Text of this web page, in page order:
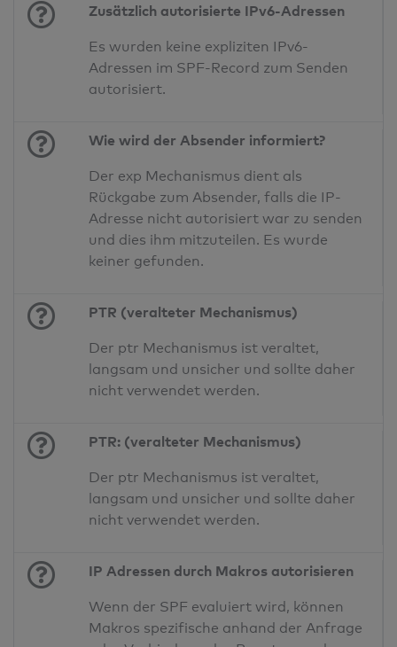
Zusätzlich autorisierte IPv6-Adressen
Es wurden keine expliziten IPv6-
Adressen im SPF-Record zum Senden
autorisiert.
Wie wird der Absender informiert?
Der exp Mechanismus dient als
Rückgabe zum Absender, falls die IP-
Adresse nicht autorisiert war zu senden
und dies ihm mitzuteilen. Es wurde
keiner gefunden.
PTR (veralteter Mechanismus)
Der ptr Mechanismus ist veraltet,
langsam und unsicher und sollte daher
nicht verwendet werden.
PTR: (veralteter Mechanismus)
Der ptr Mechanismus ist veraltet,
langsam und unsicher und sollte daher
nicht verwendet werden.
IP Adressen durch Makros autorisieren
Wenn der SPF evaluiert wird, können
Makros spezifische anhand der Anfrage